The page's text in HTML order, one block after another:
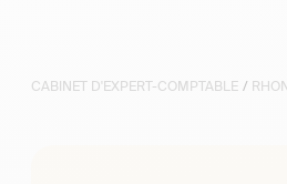
CABINET D'EXPERT-COMPTABLE /